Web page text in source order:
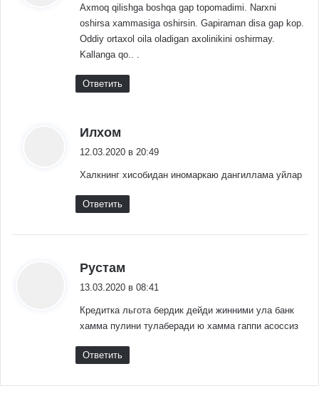
Axmoq qilishga boshqa gap topomadimi. Narxni
oshirsa xammasiga oshirsin. Gapiraman disa gap kop.
Oddiy ortaxol oila oladigan axolinikini oshirmay.
Kallanga qo.. .
Ответить
Илхом
12.03.2020 в 20:49
Халкнинг хисобидан иномаркаю дангиллама уйлар
Ответить
Рустам
13.03.2020 в 08:41
Кредитка льгота бердик дейди жинними ула банк
хамма пулини тулаберади ю хамма гаппи асоссиз
Ответить